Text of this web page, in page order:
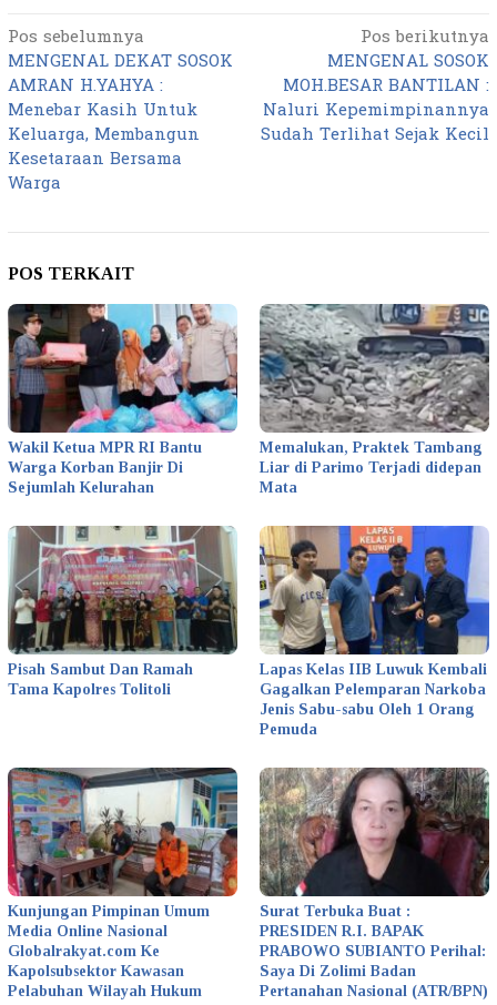
Navigasi
pos
Pos sebelumnya
MENGENAL DEKAT SOSOK
AMRAN H.YAHYA :
Menebar Kasih Untuk
Keluarga, Membangun
Kesetaraan Bersama
Warga
Pos berikutnya
MENGENAL SOSOK
MOH.BESAR BANTILAN :
Naluri Kepemimpinannya
Sudah Terlihat Sejak Kecil
POS TERKAIT
Wakil Ketua MPR RI Bantu
Warga Korban Banjir Di
Sejumlah Kelurahan
Memalukan, Praktek Tambang
Liar di Parimo Terjadi didepan
Mata
Pisah Sambut Dan Ramah
Tama Kapolres Tolitoli
Lapas Kelas IIB Luwuk Kembali
Gagalkan Pelemparan Narkoba
Jenis Sabu-sabu Oleh 1 Orang
Pemuda
Kunjungan Pimpinan Umum
Media Online Nasional
Globalrakyat.com Ke
Kapolsubsektor Kawasan
Pelabuhan Wilayah Hukum
Surat Terbuka Buat :
PRESIDEN R.I. BAPAK
PRABOWO SUBIANTO Perihal:
Saya Di Zolimi Badan
Pertanahan Nasional (ATR/BPN)